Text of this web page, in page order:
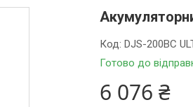
Готово до
Код:DJS-200BC
6 076 ₴